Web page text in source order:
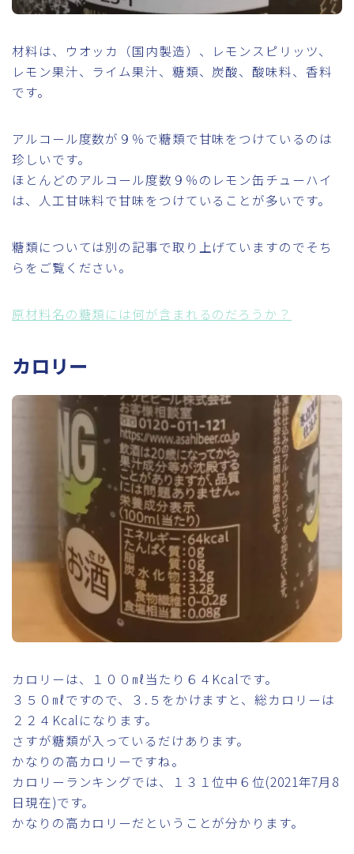
材料は、ウオッカ（国内製造）、レモンスピリッツ、
レモン果汁、ライム果汁、糖類、炭酸、酸味料、香料
です。
アルコール度数が９％で糖類で甘味をつけているのは
珍しいです。
ほとんどのアルコール度数９％のレモン缶チューハイ
は、人工甘味料で甘味をつけていることが多いです。
糖類については別の記事で取り上げていますのでそち
らをご覧ください。
原材料名の糖類には何が含まれるのだろうか？
カロリー
カロリーは、１００㎖当たり６４Kcalです。
３５０㎖ですので、３.５をかけますと、総カロリーは
２２４Kcalになります。
さすが糖類が入っているだけあります。
かなりの高カロリーですね。
カロリーランキングでは、１３１位中６位(2021年7月8
日現在)です。
かなりの高カロリーだということが分かります。